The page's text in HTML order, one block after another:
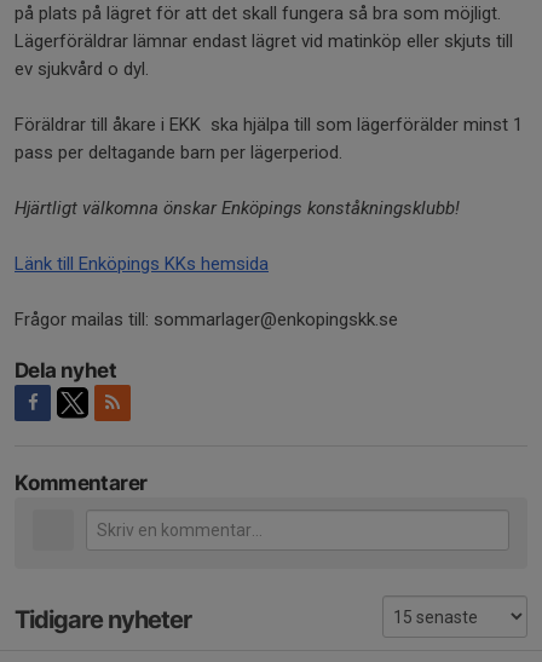
på plats på lägret för att det skall fungera så bra som möjligt.
Lägerföräldrar lämnar endast lägret vid matinköp eller skjuts till
ev sjukvård o dyl.
Föräldrar till åkare i EKK ska hjälpa till som lägerförälder minst 1
pass per deltagande barn per lägerperiod.
Hjärtligt välkomna önskar Enköpings konståkningsklubb!
Länk till Enköpings KKs hemsida
Frågor mailas till: sommarlager@enkopingskk.se
Dela nyhet
Kommentarer
Tidigare nyheter